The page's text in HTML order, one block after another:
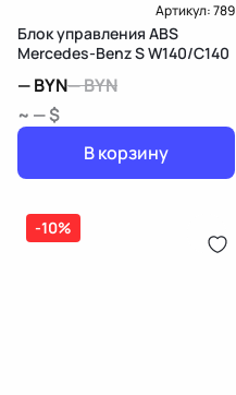
Артикул:789
Блок управления ABS
Mercedes-Benz S W140/C140
—BYN—BYN
~ — $
В корзину
-10%